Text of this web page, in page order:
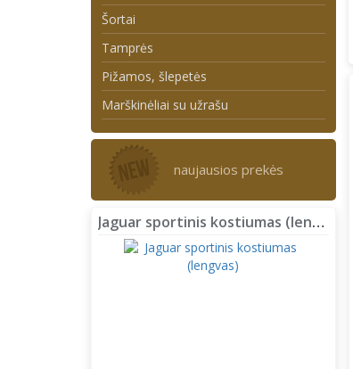
Šortai
Tamprės
Pižamos, šlepetės
Marškinėliai su užrašu
naujausios prekės
Jaguar sportinis kostiumas (lengvas)